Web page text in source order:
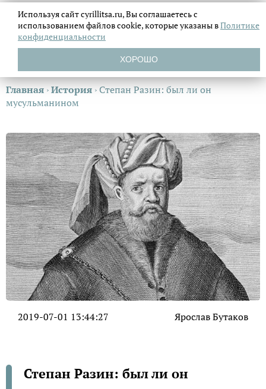
Главная ›История ›Степан Разин: был ли он
мусульманином
2019-07-01 13:44:27 Ярослав Бутаков
Степан Разин: был ли он
Используя сайт cyrillitsa.ru, Вы соглашаетесь с
использованием файловcookie, которые указаны вПолитике
конфиденциальности
ХОРОШО